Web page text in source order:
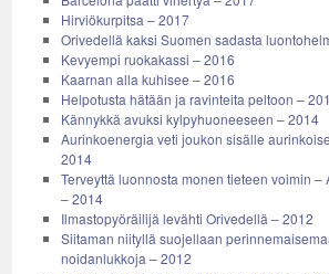
Hirviökurpitsa – 2017
Orivedellä kaksi Suomen sadasta
Kevyempi ruokakassi – 2016
Kaarnan alla kuhisee – 2016
Helpotusta hätään ja ravinteita peltoon –
Kännykkä avuksi kylpyhuoneeseen – 2014
Aurinkoenergia veti joukon sisälle
2014
Terveyttä luonnosta monen tieteen voimin –
– 2014
Ilmastopyöräilijä levähti Orivedellä – 2012
Siitaman niityllä suojellaan
noidanlukkoja – 2012